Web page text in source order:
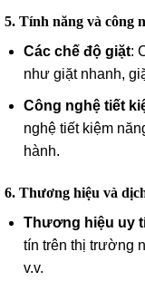
5. Tính năng và công
Các chế độ giặt:
như giặt nhanh,
Công nghệ tiết
nghệ tiết kiệm
hành.
6. Thương hiệu và
Thương hiệu uy
tín trên thị trường
v.v.